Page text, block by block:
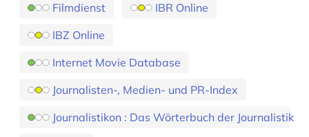
Filmdienst
IBR Online
IBZ Online
Internet Movie Database
Journalisten-, Medien- und PR-Index
Journalistikon : Das Wörterbuch der Journalistik